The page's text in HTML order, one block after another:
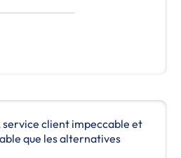
service client impeccable et
que les alternatives